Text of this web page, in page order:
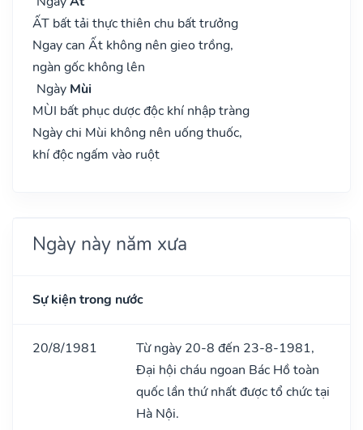
ẤT bất tải thực thiên chu bất trưởng
Ngay can Ất không nên gieo trồng,
ngàn gốc không lên
Ngày Mùi
MÙI bất phục dược độc khí nhập tràng
Ngày chi Mùi không nên uống thuốc,
khí độc ngấm vào ruột
Ngày này năm xưa
Sự kiện trong nước
20/8/1981
Từ ngày 20-8 đến 23-8-1981,
Đại hội cháu ngoan Bác Hồ toàn
quốc lần thứ nhất được tổ chức tại
Hà Nội.